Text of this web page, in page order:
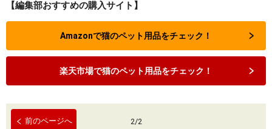
【編集部おすすめの購入サイト】
Amazonで猫のペット用品をチェック！
楽天市場で猫のペット用品をチェック！
前のページへ 2/2